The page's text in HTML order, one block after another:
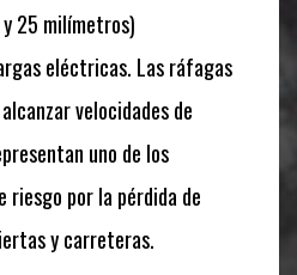
25 milímetros)
eléctricas. Las ráfagas
velocidades de
uno de los
por la pérdida de
y carreteras.